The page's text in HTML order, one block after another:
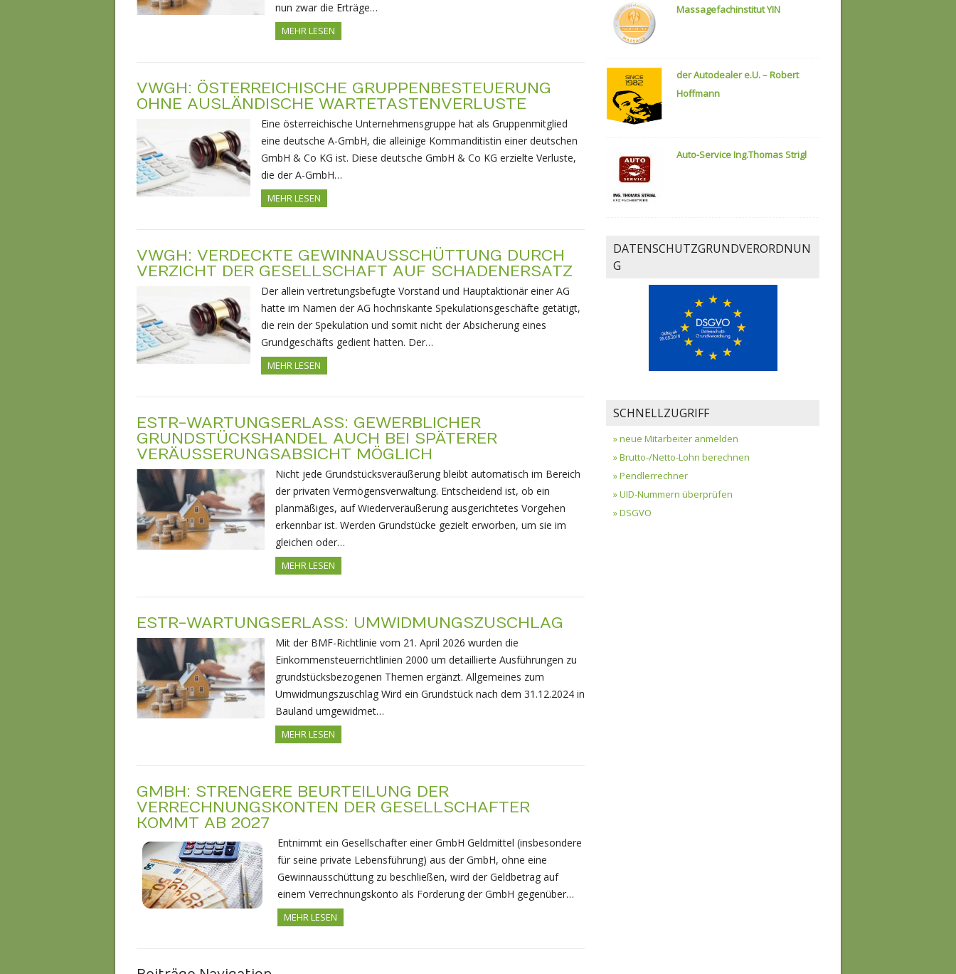
nun zwar die Erträge…
MEHR LESEN
VWGH: ÖSTERREICHISCHE GRUPPENBESTEUERUNG
OHNE AUSLÄNDISCHE WARTETASTENVERLUSTE
Eine österreichische Unternehmensgruppe hat als Gruppenmitglied
eine deutsche A-GmbH, die alleinige Kommanditistin einer deutschen
GmbH & Co KG ist. Diese deutsche GmbH & Co KG erzielte Verluste,
die der A-GmbH…
MEHR LESEN
VWGH: VERDECKTE GEWINNAUSSCHÜTTUNG DURCH
VERZICHT DER GESELLSCHAFT AUF SCHADENERSATZ
Der allein vertretungsbefugte Vorstand und Hauptaktionär einer AG
hatte im Namen der AG hochriskante Spekulationsgeschäfte getätigt,
die rein der Spekulation und somit nicht der Absicherung eines
Grundgeschäfts gedient hatten. Der…
MEHR LESEN
ESTR-WARTUNGSERLASS: GEWERBLICHER
GRUNDSTÜCKSHANDEL AUCH BEI SPÄTERER
VERÄUSSERUNGSABSICHT MÖGLICH
Nicht jede Grundstücksveräußerung bleibt automatisch im Bereich
der privaten Vermögensverwaltung. Entscheidend ist, ob ein
planmäßiges, auf Wiederveräußerung ausgerichtetes Vorgehen
erkennbar ist. Werden Grundstücke gezielt erworben, um sie im
gleichen oder…
MEHR LESEN
ESTR-WARTUNGSERLASS: UMWIDMUNGSZUSCHLAG
Mit der BMF-Richtlinie vom 21. April 2026 wurden die
Einkommensteuerrichtlinien 2000 um detaillierte Ausführungen zu
grundstücksbezogenen Themen ergänzt. Allgemeines zum
Umwidmungszuschlag Wird ein Grundstück nach dem 31.12.2024 in
Bauland umgewidmet…
MEHR LESEN
GMBH: STRENGERE BEURTEILUNG DER
VERRECHNUNGSKONTEN DER GESELLSCHAFTER
KOMMT AB 2027
Entnimmt ein Gesellschafter einer GmbH Geldmittel (insbesondere
für seine private Lebensführung) aus der GmbH, ohne eine
Gewinnausschüttung zu beschließen, wird der Geldbetrag auf
einem Verrechnungskonto als Forderung der GmbH gegenüber…
MEHR LESEN
Massagefachinstitut YIN
der Autodealer e.U. – Robert
Hoffmann
Auto-Service Ing.Thomas Strigl
DATENSCHUTZGRUNDVERORDNUN
G
SCHNELLZUGRIFF
» neue Mitarbeiter anmelden
» Brutto-/Netto-Lohn berechnen
» Pendlerrechner
» UID-Nummern überprüfen
» DSGVO